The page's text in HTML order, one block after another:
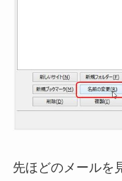
先ほどのメールを